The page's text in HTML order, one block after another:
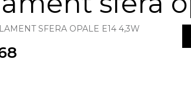
SFERA OPALE E14 4,3W